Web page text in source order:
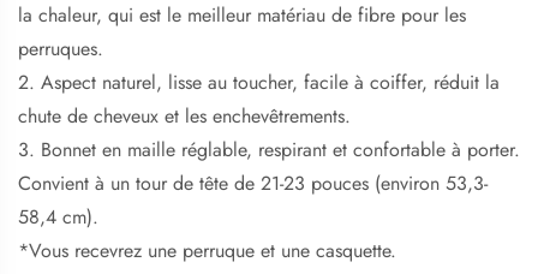
la chaleur, qui est le meilleur matériau de fibre pour les
perruques.
2. Aspect naturel, lisse au toucher, facile à coiffer, réduit la
chute de cheveux et les enchevêtrements.
3. Bonnet en maille réglable, respirant et confortable à porter.
Convient à un tour de tête de 21-23 pouces (environ 53,3-
58,4 cm).
*Vous recevrez une perruque et une casquette.